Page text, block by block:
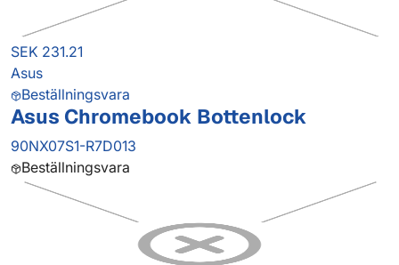
SEK 231.21
Asus
Beställningsvara
Asus Chromebook Bottenlock
90NX07S1-R7D013
Beställningsvara